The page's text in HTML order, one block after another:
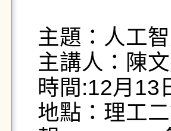
主題：人工
主講人：陳
時間:12月13
地點：理工